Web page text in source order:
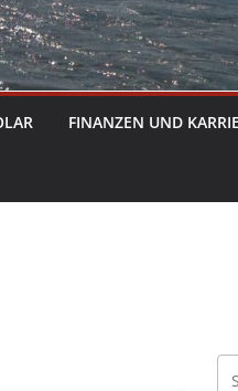
FINANZEN UND